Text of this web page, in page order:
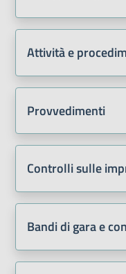
Attività e
Provvedimenti
Controlli sulle
Bandi di gara e